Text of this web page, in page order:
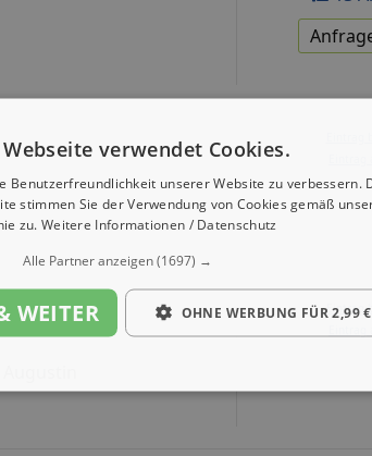
Eintrag
Webseite verwendet Cookies.
Benutzerfreundlichkeit unserer Website zu verbessern.
stimmen Sie der Verwendung von Cookies gemäß
zu. Weitere Informationen / Datenschutz
Alle Partner anzeigen(1697) →
WEITER OHNE WERBUNG FÜR 2,99 €